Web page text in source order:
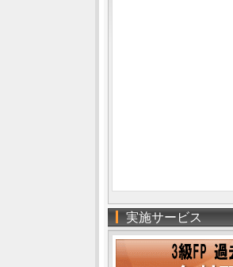
実施サービス